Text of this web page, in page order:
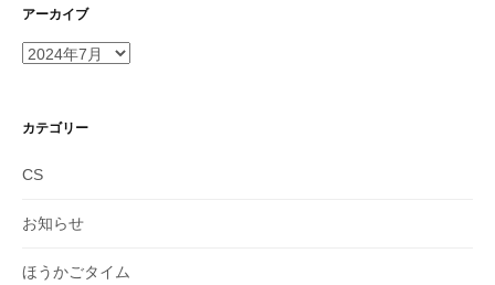
アーカイブ
ア
イ
カテゴリー
CS
お知らせ
ほうかごタイム